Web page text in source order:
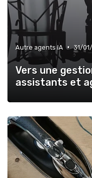
Autre agents IA • 31/
Vers une
assistants et